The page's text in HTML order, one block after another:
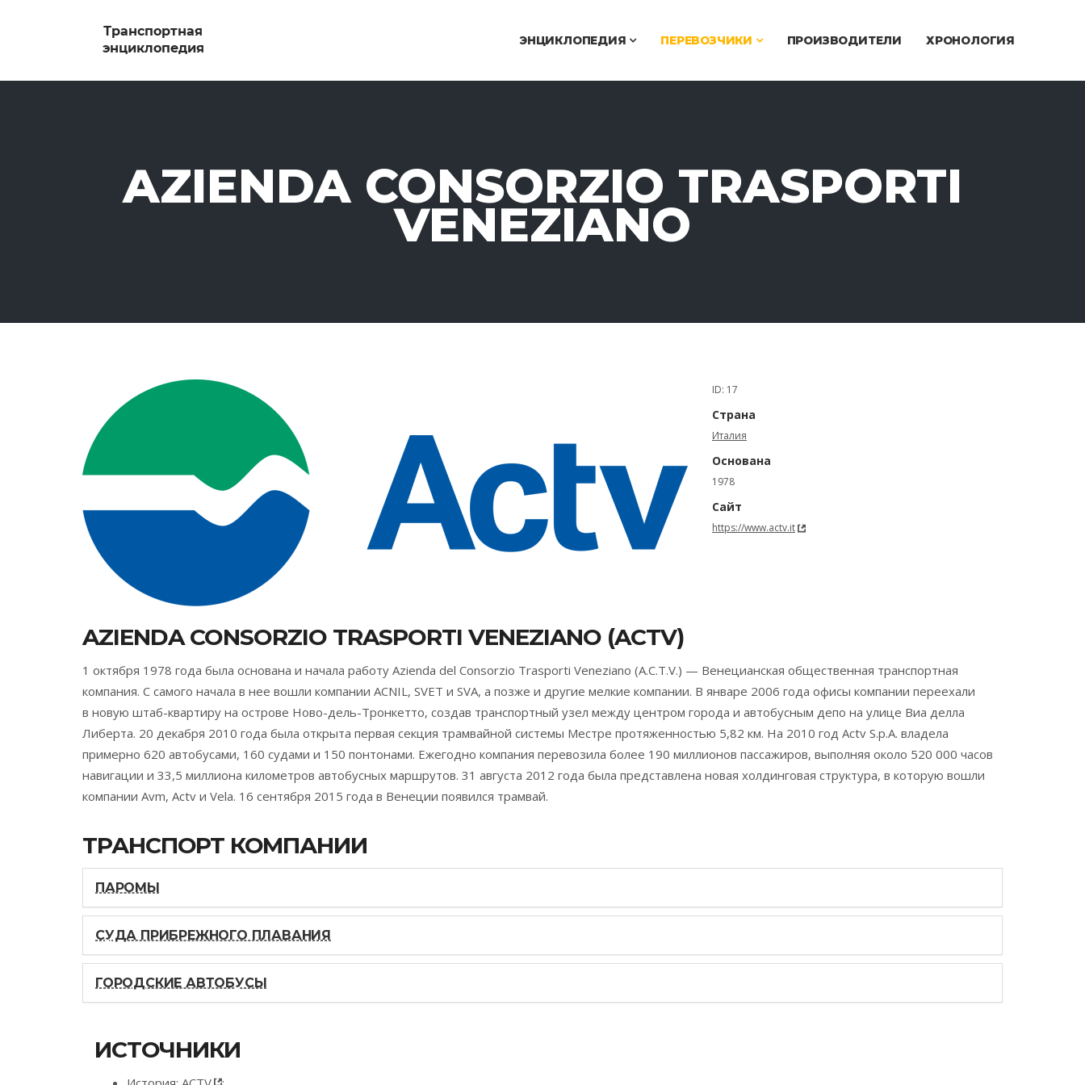
ЭНЦИКЛОПЕДИЯ ПЕРЕВОЗЧИКИ ПРОИЗВОДИТЕЛИ ХРОНОЛОГИЯ
AZIENDA CONSORZIO TRASPORTI
VENEZIANO
ID: 17
Страна
Италия
Основана
1978
Сайт
https://www.actv.it
AZIENDA CONSORZIO TRASPORTI VENEZIANO (ACTV)
1 октября 1978 года была основана и начала работу Azienda del Consorzio Trasporti Veneziano (A.C.T.V.) — Венецианская общественная транспортная
компания. С самого начала в нее вошли компании ACNIL, SVET и SVA, а позже и другие мелкие компании. В январе 2006 года офисы компании переехали
в новую штаб-квартиру на острове Ново-дель-Тронкетто, создав транспортный узел между центром города и автобусным депо на улице Виа делла
Либерта. 20 декабря 2010 года была открыта первая секция трамвайной системы Местре протяженностью 5,82 км. На 2010 год Actv S.p.A. владела
примерно 620 автобусами, 160 судами и 150 понтонами. Ежегодно компания перевозила более 190 миллионов пассажиров, выполняя около 520 000 часов
навигации и 33,5 миллиона километров автобусных маршрутов. 31 августа 2012 года была представлена новая холдинговая структура, в которую вошли
компании Avm, Actv и Vela. 16 сентября 2015 года в Венеции появился трамвай.
ТРАНСПОРТ КОМПАНИИ
ПАРОМЫ
СУДА ПРИБРЕЖНОГО ПЛАВАНИЯ
ГОРОДСКИЕ АВТОБУСЫ
ИСТОЧНИКИ